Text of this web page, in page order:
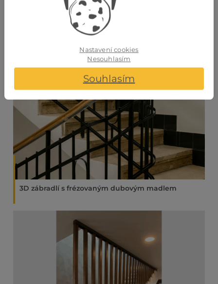
3D zábradlí s frézovaným dubovým madlem
Nastavení cookies
Nesouhlasím
Souhlasím